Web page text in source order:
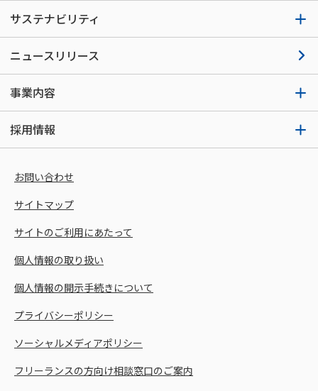
サステナビリティ
ニュースリリース
事業内容
採用情報
お問い合わせ
サイトマップ
サイトのご利用にあたって
個人情報の取り扱い
個人情報の開示手続きについて
プライバシーポリシー
ソーシャルメディアポリシー
フリーランスの方向け相談窓口のご案内